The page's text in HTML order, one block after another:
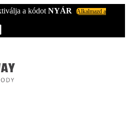
a kódot NYÁR
Alkalmazd a